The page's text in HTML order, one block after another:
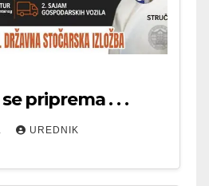
priprema . . .
UREDNIK